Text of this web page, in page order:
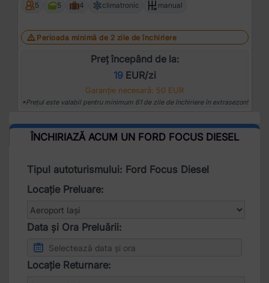
5 5 4 climatronic manual
Perioada minimă de 2 zile de închiriere
Preț începând de la:
19EUR/zi
Garanție necesară: 50 EUR
*Prețul este valabil pentru minimum 61 de zile de închiriere în extrasezon!
ÎNCHIRIAZĂ ACUM UN FORD FOCUS DIESEL
Tipul autoturismului: Ford Focus Diesel
Locație Preluare:
Data și Ora Preluării:
Locație Returnare: